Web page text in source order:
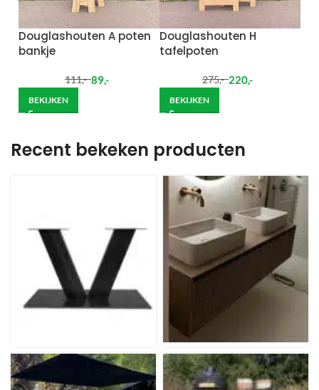
Douglashouten A poten
bankje
111,- 89,-
BEKIJKEN
Douglashouten H
tafelpoten
275,- 220,-
BEKIJKEN
Recent bekeken producten